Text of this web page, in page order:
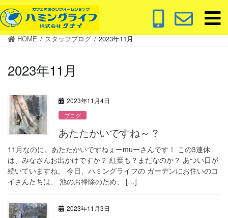
コ
ン
テ
ナ
ビ
ゲ
HOME スタッフブログ 2023年11月
2023年11月
2023年11月4日
ブログ
あたたかいですね～？
11月なのに。あたたかいですねぇーmuーさんです！ この3連休
は、みなさんお出かけですか？ 紅葉も？まだなのか？ あつい日が
続いていますね。 今日、ハミングライフの ガーデンにお住いのコ
イさんたちは、 池のお掃除のため、 […]
2023年11月3日